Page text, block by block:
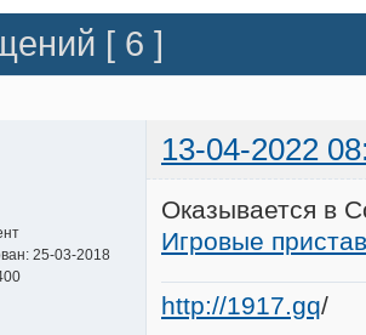
[ 6 ]
13-04-2022
25-03-2018
Оказывается в
Игровые
http://1917.gq/